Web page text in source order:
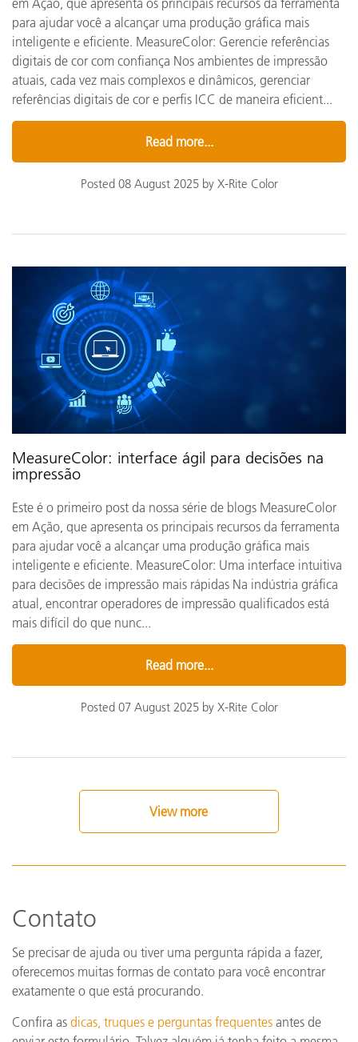
em Ação, que apresenta os principais recursos da ferramenta
para ajudar você a alcançar uma produção gráfica mais
inteligente e eficiente. MeasureColor: Gerencie referências
digitais de cor com confiança Nos ambientes de impressão
atuais, cada vez mais complexos e dinâmicos, gerenciar
referências digitais de cor e perfis ICC de maneira eficient...
Read more...
Posted 08 August 2025 by X-Rite Color
MeasureColor: interface ágil para decisões na
impressão
Este é o primeiro post da nossa série de blogs MeasureColor
em Ação, que apresenta os principais recursos da ferramenta
para ajudar você a alcançar uma produção gráfica mais
inteligente e eficiente. MeasureColor: Uma interface intuitiva
para decisões de impressão mais rápidas Na indústria gráfica
atual, encontrar operadores de impressão qualificados está
mais difícil do que nunc...
Read more...
Posted 07 August 2025 by X-Rite Color
View more
Contato
Se precisar de ajuda ou tiver uma pergunta rápida a fazer,
oferecemos muitas formas de contato para você encontrar
exatamente o que está procurando.
Confira as dicas, truques e perguntas frequentes antes de